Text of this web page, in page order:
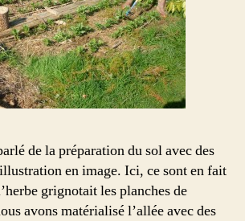
de la préparation du sol avec des
en image. Ici, ce sont en fait
grignotait les planches de
avons matérialisé l’allée avec des